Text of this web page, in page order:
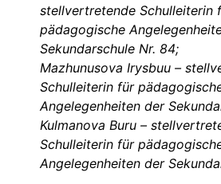
stellvertretende Schulleiterin
pädagogische
Sekundarschule Nr. 84;
Mazhunusova Irysbuu –
Schulleiterin für
Angelegenheiten der
Kulmanova Buru –
Schulleiterin für
Angelegenheiten der